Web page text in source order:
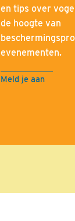
en tips over
de hoogte van
evenementen.
Meld je aan